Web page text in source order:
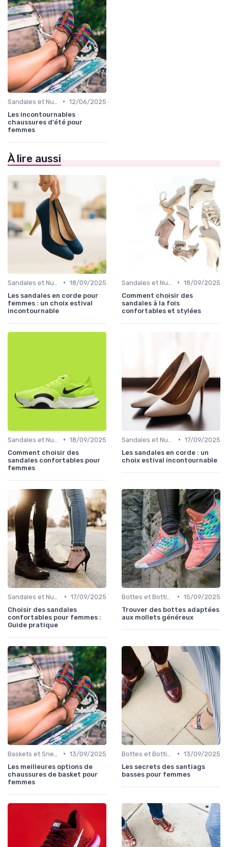
• 12/06/2025
Les incontournables
chaussures d'été pour
femmes
À lire aussi
• 18/09/2025
Les sandales en corde pour
femmes : un choix estival
incontournable
• 18/09/2025
Comment choisir des
sandales à la fois
confortables et stylées
• 18/09/2025
Comment choisir des
sandales confortables pour
femmes
• 17/09/2025
Les sandales en corde : un
choix estival incontournable
• 17/09/2025
Choisir des sandales
confortables pour femmes :
Guide pratique
• 15/09/2025
Trouver des bottes adaptées
aux mollets généreux
• 13/09/2025
Les meilleures options de
chaussures de basket pour
femmes
• 13/09/2025
Les secrets des santiags
basses pour femmes